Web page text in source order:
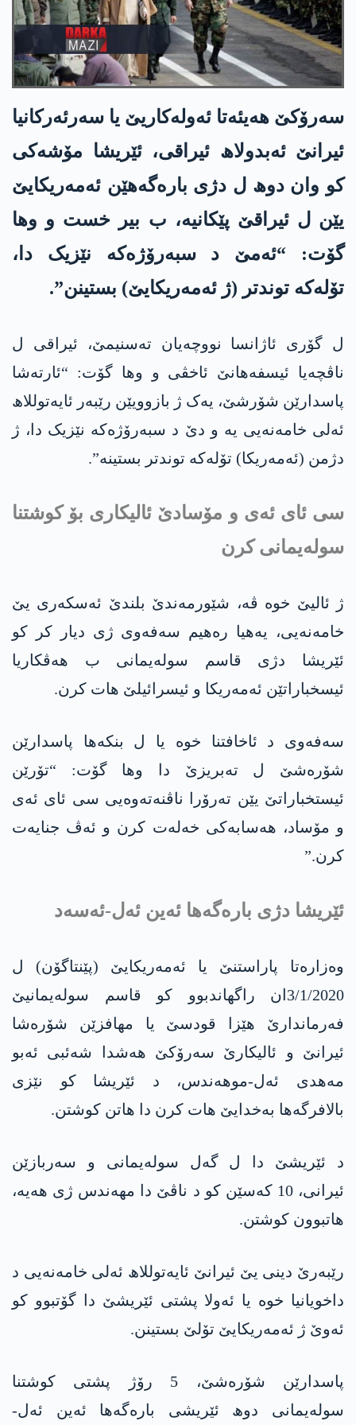
سەرۆکێ هه‌یئه‌تا ئەولەکاریێ یا سەرئەرکانیا
ئیرانێ ئەبدولاھ ئیراقی، ئێریشا مۆشه‌كی
کو وان دوھ ل دژی بارەگەھێن ئەمەریکایێ
یێن ل ئیراقێ پێكانیه‌، ب بیر خست و وھا
گۆت: “ئەمێ د سبەرۆژەکە نێزیک دا،
تۆلەکە توندتر (ژ ئەمەریکایێ) بستینن”.
ل گۆری ئاژانسا نووچەیان تەسنیمێ، ئیراقی ل
ناڤچەیا ئیسفەھانێ ئاخڤی و وھا گۆت: “ئارته‌شا
پاسدارێن شۆرشێ، یەک ژ بازوویێن رێبەر ئایەتوللاھ
ئەلی خامەنەیی یە و دێ د سبەرۆژەکە نێزیک دا، ژ
دژمن (ئەمەریکا) تۆلەکە توندتر بستینە”.
سی ئای ئه‌ی و مۆسادێ ئالیكاری بۆ كوشتنا
سوله‌یمانی كرن
ژ ئالیێ خوه‌ ڤه‌، شێورمەندێ بلندێ ئەسکەری یێ
خامەنەیی، یەھیا رەھیم سه‌فەوی ژی دیار کر کو
ئێریشا دژی قاسم سوله‌یمانی ب ھەڤکاریا
ئیسخباراتێن ئه‌مه‌ریكا و ئیسرائیلێ ھات کرن.
سه‌فەوی د ئاخافتنا خوە یا ل بنکەها پاسدارێن
شۆرەشێ ل تەبریزێ دا وھا گۆت: “تۆرێن
ئیستخباراتێ یێن تەرۆرا ناڤنەتەوەیی سی ئای ئه‌ی
و مۆساد، ھەسابەکی خەلەت کرن و ئەڤ جنایەت
کرن.”
ئێریشا دژی بارەگەھا ئەین ئەل-ئەسەد
وەزارەتا پاراستنێ یا ئەمەریکایێ (پێنتاگۆن) ل
3/1/2020ان راگھاندبوو کو قاسم سوله‌یمانیێ
فەرماندارێ ھێزا قودسێ یا مھافزێن شۆرەشا
ئیرانێ و ئالیکارێ سەرۆکێ ھەشدا شه‌ئبی ئەبو
مەھدی ئەل-موھەندس، د ئێریشا کو نێزی
بالافرگەھا بەخدایێ ھات کرن دا ھاتن کوشتن.
د ئێریشێ دا ل گەل سوله‌یمانی و سەربازێن
ئیرانی، 10 کەسێن کو د ناڤێ دا مھەندس ژی ھەیە،
ھاتبوون کوشتن.
رێبەرێ دینی یێ ئیرانێ ئایەتوللاھ ئەلی خامەنەیی د
داخویانیا خوە یا ئەولا پشتی ئێریشێ دا گۆتبوو کو
ئەوێ ژ ئەمەریکایێ تۆلێ بستینن.
پاسدارێن شۆرەشێ، 5 رۆژ پشتی کوشتنا
سوله‌یمانی دوھ ئێریشی بارەگەھا ئەین ئەل-